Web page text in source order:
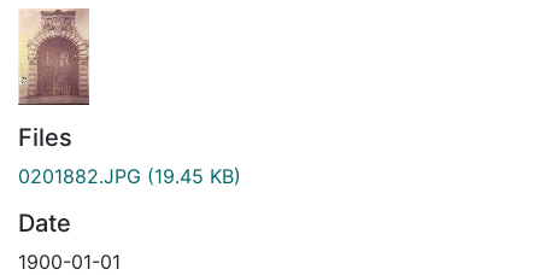
Files
0201882.JPG (19.45 KB)
Date
1900-01-01